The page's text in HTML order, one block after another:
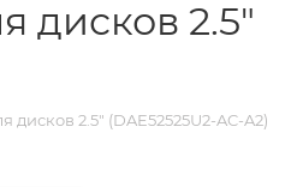
дисков 2.5"
2.5" (DAE52525U2-AC-A2)